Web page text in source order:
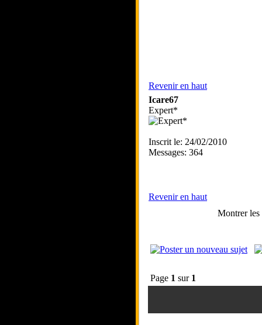
Revenir en haut
Icare67
Expert*
Inscrit le: 24/02/2010
Messages: 364
Revenir en haut
Montrer les
Page 1 sur 1